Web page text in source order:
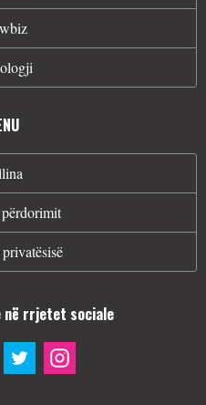
në rrjetet sociale